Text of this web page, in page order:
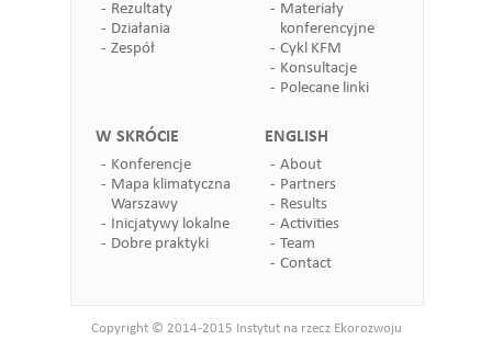
Rezultaty
Działania
Zespół
Materiały
konferencyjne
Cykl KFM
Konsultacje
Polecane linki
W SKRÓCIE
Konferencje
Mapa klimatyczna
Warszawy
Inicjatywy lokalne
Dobre praktyki
ENGLISH
About
Partners
Results
Activities
Team
Contact
Copyright © 2014-2015 Instytut na rzecz Ekorozwoju